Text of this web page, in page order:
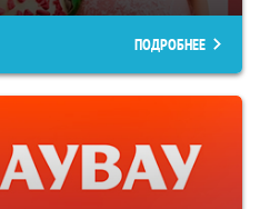
ПОДРОБНЕЕ